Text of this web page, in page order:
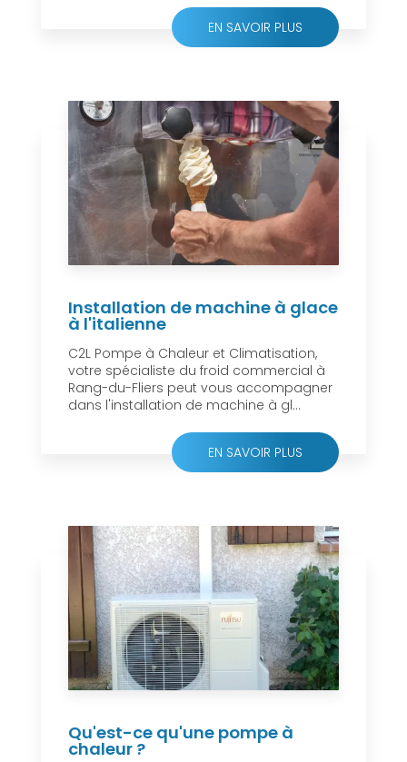
EN SAVOIR PLUS
Installation de machine à glace
à l'italienne
C2L Pompe à Chaleur et Climatisation,
votre spécialiste du froid commercial à
Rang-du-Fliers peut vous accompagner
dans l'installation de machine à gl...
EN SAVOIR PLUS
Qu'est-ce qu'une pompe à
chaleur ?